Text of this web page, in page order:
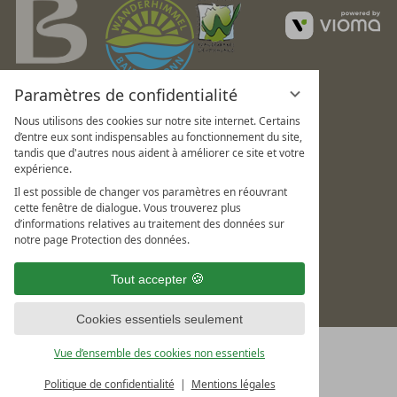
Paramètres de confidentialité
Nous utilisons des cookies sur notre site internet. Certains
d’entre eux sont indispensables au fonctionnement du site,
tandis que d'autres nous aident à améliorer ce site et votre
expérience.
Il est possible de changer vos paramètres en réouvrant
cette fenêtre de dialogue. Vous trouverez plus
d’informations relatives au traitement des données sur
notre page Protection des données.
Tout accepter
Cookies essentiels seulement
Vue d’ensemble des cookies non essentiels
Politique de confidentialité Mentions légales